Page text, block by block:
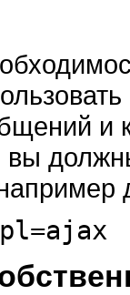
и
вы